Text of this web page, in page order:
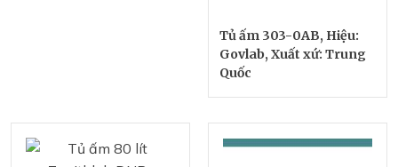
Tủ ấm 303-0AB, Hiệu:
Govlab, Xuất xứ: Trung
Quốc